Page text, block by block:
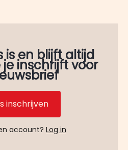
is en blijft altijd
je inschrijft voor
inschrijven
account? Log in